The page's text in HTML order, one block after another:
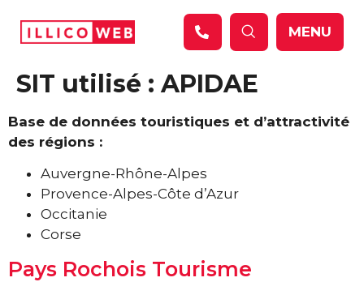
MENU
SIT utilisé : APIDAE
Base de données touristiques et d’attractivité
des régions :
Auvergne-Rhône-Alpes
Provence-Alpes-Côte d’Azur
Occitanie
Corse
Pays Rochois Tourisme
Panneau de gestion des cookies